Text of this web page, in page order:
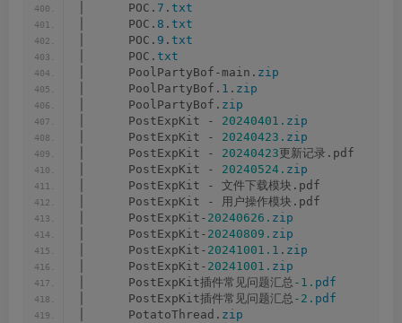
│      POC. 7 . txt
│      POC. 8 . txt
│      POC. 9 . txt
│      POC. txt
│      PoolPartyBof-main. zip
│      PoolPartyBof. 1 . zip
│      PoolPartyBof. zip
│      PostExpKit - 20240401. zip
│      PostExpKit - 20240423. zip
│      PostExpKit - 20240423更新记录.pdf
│      PostExpKit - 20240524. zip
│      PostExpKit - 文件下载模块.pdf
│      PostExpKit - 用户操作模块.pdf
│      PostExpKit- 20240626. zip
│      PostExpKit- 20240809. zip
│      PostExpKit- 20241001.1 . zip
│      PostExpKit- 20241001. zip
│      PostExpKit插件常见问题汇总 -1. pdf
│      PostExpKit插件常见问题汇总 -2. pdf
│      PotatoThread. zip